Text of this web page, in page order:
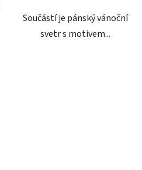
Součástí je pánský vánoční
svetr s motivem...